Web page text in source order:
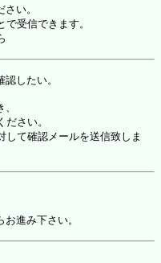
い。
受信できます。
したい。
さい。
して確認メールを送信致しま
お進み下さい。